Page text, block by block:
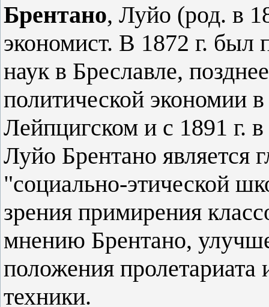
Брентано, Луйо (род. в
экономист. В 1872 г. был
наук в Бреславле,
политической экономии
Лейпцигском и с 1891 г.
Луйо Брентано является
"социально-этической
зрения примирения
мнению Брентано,
положения пролетариата
техники.